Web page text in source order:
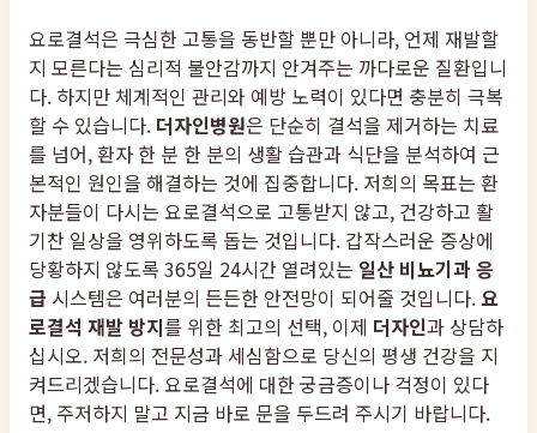
요로결석은 극심한 고통을 동반할 뿐만 아니라, 언제 재발할
지 모른다는 심리적 불안감까지 안겨주는 까다로운 질환입니
다. 하지만 체계적인 관리와 예방 노력이 있다면 충분히 극복
할 수 있습니다. 더자인병원은 단순히 결석을 제거하는 치료
를 넘어, 환자 한 분 한 분의 생활 습관과 식단을 분석하여 근
본적인 원인을 해결하는 것에 집중합니다. 저희의 목표는 환
자분들이 다시는 요로결석으로 고통받지 않고, 건강하고 활
기찬 일상을 영위하도록 돕는 것입니다. 갑작스러운 증상에
당황하지 않도록 365일 24시간 열려있는 일산 비뇨기과 응
급 시스템은 여러분의 든든한 안전망이 되어줄 것입니다.요
로결석 재발 방지를 위한 최고의 선택, 이제 더자인과 상담하
십시오. 저희의 전문성과 세심함으로 당신의 평생 건강을 지
켜드리겠습니다. 요로결석에 대한 궁금증이나 걱정이 있다
면, 주저하지 말고 지금 바로 문을 두드려 주시기 바랍니다.